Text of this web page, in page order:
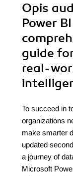
Opis
Power
guide
real-
To succeed in
organizations
make smarter
updated
a journey of
Microsoft